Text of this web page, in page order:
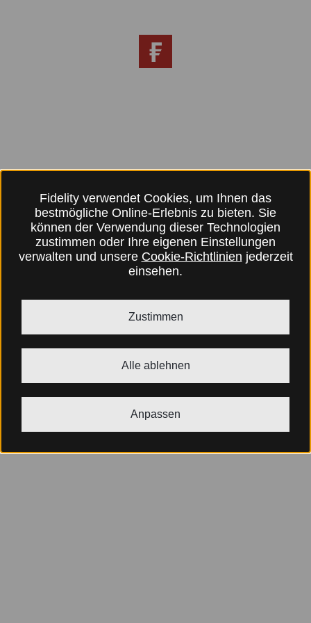
Fidelity verwendet Cookies, um Ihnen das
bestmögliche Online-Erlebnis zu bieten. Sie
können der Verwendung dieser Technologien
zustimmen oder Ihre eigenen Einstellungen
verwalten und unsere Cookie-Richtlinien jederzeit
einsehen.
Zustimmen
Alle ablehnen
Anpassen